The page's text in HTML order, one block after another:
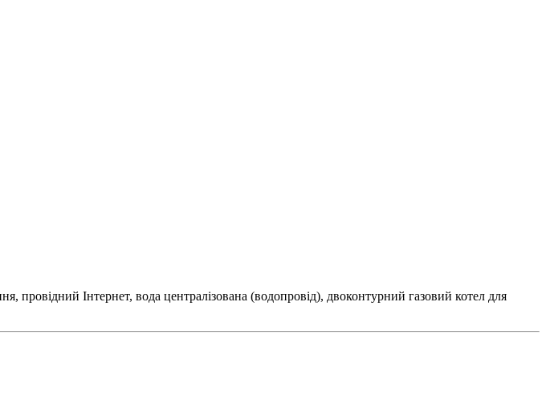
провідний Інтернет, вода централізована (водопровід), двоконтурний газовий котел для